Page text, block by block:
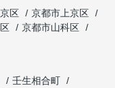
区
京都市上京区
京都市山科区
壬生相合町